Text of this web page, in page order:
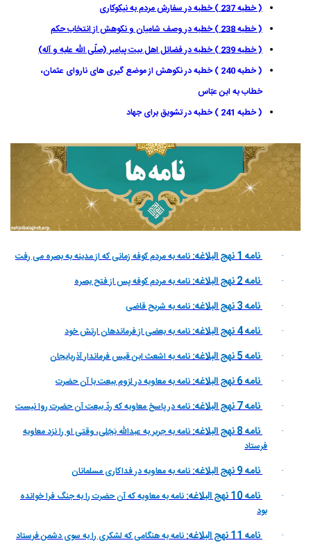
( خطبه 237 ) خطبه در سفارش مردم به نیکوکاری
( خطبه 238 ) خطبه در وصف شامیان و نکوهش از انتخاب حکم
( خطبه 239 ) خطبه در فضائل اهل بيت پيامبر (صلّى اللّه عليه و آله)
( خطبه 240 ) خطبه در نکوهش از موضع گیری های ناروای عثمان،
خطاب به ابن عبّاس
( خطبه 241 ) خطبه در تشويق براى جهاد
· نامه 1 نهج البلاغه: نامه به مردم كوفه زمانى كه از مدينه به بصره مى رفت
· نامه 2 نهج البلاغه: نامه به مردم كوفه پس از فتح بصره
· نامه 3 نهج البلاغه: نامه به شريح قاضى
· نامه 4 نهج البلاغه: نامه به بعضى از فرماندهان ارتش خود
· نامه 5 نهج البلاغه: نامه به اشعث ابن قيس فرماندار آذربايجان
· نامه 6 نهج البلاغه: نامه به معاويه در لزوم بيعت با آن حضرت
· نامه 7 نهج البلاغه: نامه در پاسخ معاويه كه ردّ بيعت آن حضرت روا نيست
· نامه 8 نهج البلاغه:
نامه به جرير به عبداللّه بَجَلى، وقتى او را نزد معاويه
فرستاد
· نامه 9 نهج البلاغه: نامه به معاويه در فداكارى مسلمانان
· نامه 10 نهج البلاغه:
نامه به معاويه كه آن حضرت را به جنگ فرا خوانده
بود
· نامه 11 نهج البلاغه: نامه به هنگامى كه لشكرى را به سوى دشمن فرستاد